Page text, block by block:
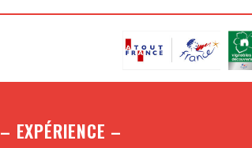
– EXPÉRIENCE –